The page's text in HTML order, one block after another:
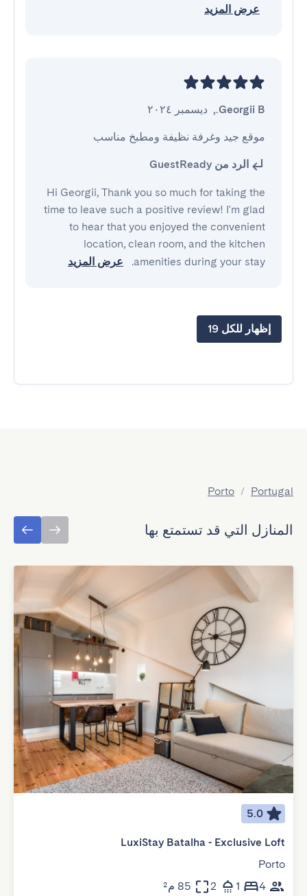
عرض المزيد
Georgii B.
, ديسمبر ٢٠٢٤
موقع جيد وغرفة نظيفة ومطبخ مناسب
الرد من GuestReady
Hi Georgii, Thank you so much for taking the
time to leave such a positive review! I'm glad
to hear that you enjoyed the convenient
location, clean room, and the kitchen
amenities during your stay.
عرض المزيد
إظهار للكل 19
Portugal
/
Porto
المنازل التي قد تستمتع بها
5.0
LuxiStay Batalha - Exclusive Loft
Porto
4
1
2 85 م²